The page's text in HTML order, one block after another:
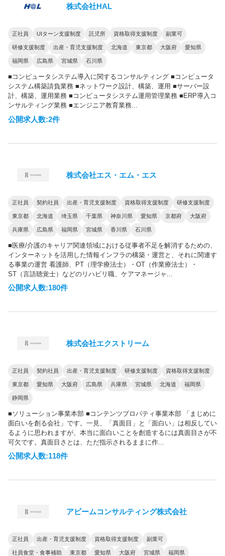
株式会社HAL
正社員 UIターン支援制度 託児所 資格取得支援制度 副業可
研修支援制度 出産・育児支援制度 北海道 東京都 大阪府 愛知県
福岡県 広島県 宮城県 石川県
■コンピュータシステム導入に関するコンサルティング ■コンピュータ
システム構築請負業務 ■ネットワーク設計、構築、運用 ■サーバー設
計、構築、運用業務 ■コンピュータシステム運用管理業務 ■ERP導入コ
ンサルティング業務 ■エンジニア教育業務...
公開求人数:2件
株式会社エス・エム・エス
正社員 契約社員 出産・育児支援制度 資格取得支援制度 研修支援制度
東京都 北海道 埼玉県 千葉県 神奈川県 愛知県 京都府 大阪府
兵庫県 広島県 福岡県 宮城県 香川県 石川県
■医療/介護のキャリア関連領域における従事者不足を解消するための、
インターネットを活用した情報インフラの構築・運営と、それに関連す
る事業の運営 看護師、PT（理学療法士）・OT（作業療法士）・
ST（言語聴覚士）などのリハビリ職、ケアマネージャ...
公開求人数:180件
株式会社エクストリーム
正社員 契約社員 出産・育児支援制度 研修支援制度 資格取得支援制度
東京都 愛知県 大阪府 広島県 兵庫県 宮城県 北海道 福岡県
静岡県
■ソリューション事業本部 ■コンテンツプロパティ事業本部 「まじめに
面白いを創る会社」です。一見、「真面目」と「面白い」は相反してい
るように思われますが、本当に面白いことを創造するには真面目さが不
可欠です。真面目さとは、ただ指示されるままに作...
公開求人数:118件
アビームコンサルティング株式会社
正社員 出産・育児支援制度 資格取得支援制度 副業可
社員食堂・食事補助 東京都 愛知県 大阪府 宮城県 福岡県